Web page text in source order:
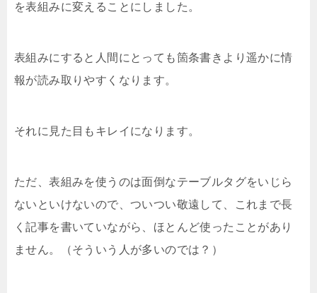
を表組みに変えることにしました。
表組みにすると人間にとっても箇条書きより遥かに情
報が読み取りやすくなります。
それに見た目もキレイになります。
ただ、表組みを使うのは面倒なテーブルタグをいじら
ないといけないので、ついつい敬遠して、これまで長
く記事を書いていながら、ほとんど使ったことがあり
ません。（そういう人が多いのでは？）